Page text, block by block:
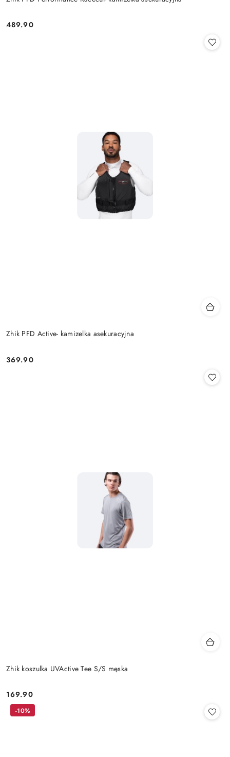
Cena:
489.90
Zhik PFD Active- kamizelka asekuracyjna
Cena:
369.90
Zhik koszulka UVActive Tee S/S męska
Cena:
169.90
-10%